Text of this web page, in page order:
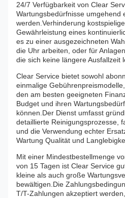
24/7 Verfügbarkeit von Clear
Wartungsbedürfnisse umgehend
werden.Verhinderung
Gewährleistung eines
es zu einer ausgezeichneten
die Uhr arbeiten, oder für
die sich keine längere Ausfallzeit
Clear Service bietet sowohl
einmalige
den am besten geeigneten
Budget und ihren
können.Der Dienst umfasst
detaillierte Reinigungsprozesse,
und die Verwendung echter
Wartung Qualität und
Mit einer Mindestbestellmenge
von 15 Tagen ist Clear Service
kleine als auch große
bewältigen.Die
T/T-Zahlungen akzeptiert